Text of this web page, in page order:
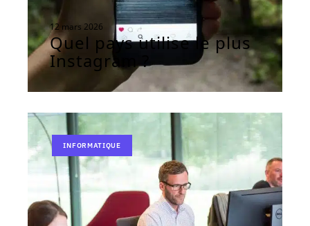
12 mars 2026
Quel pays utilise le plus
Instagram ?
INFORMATIQUE